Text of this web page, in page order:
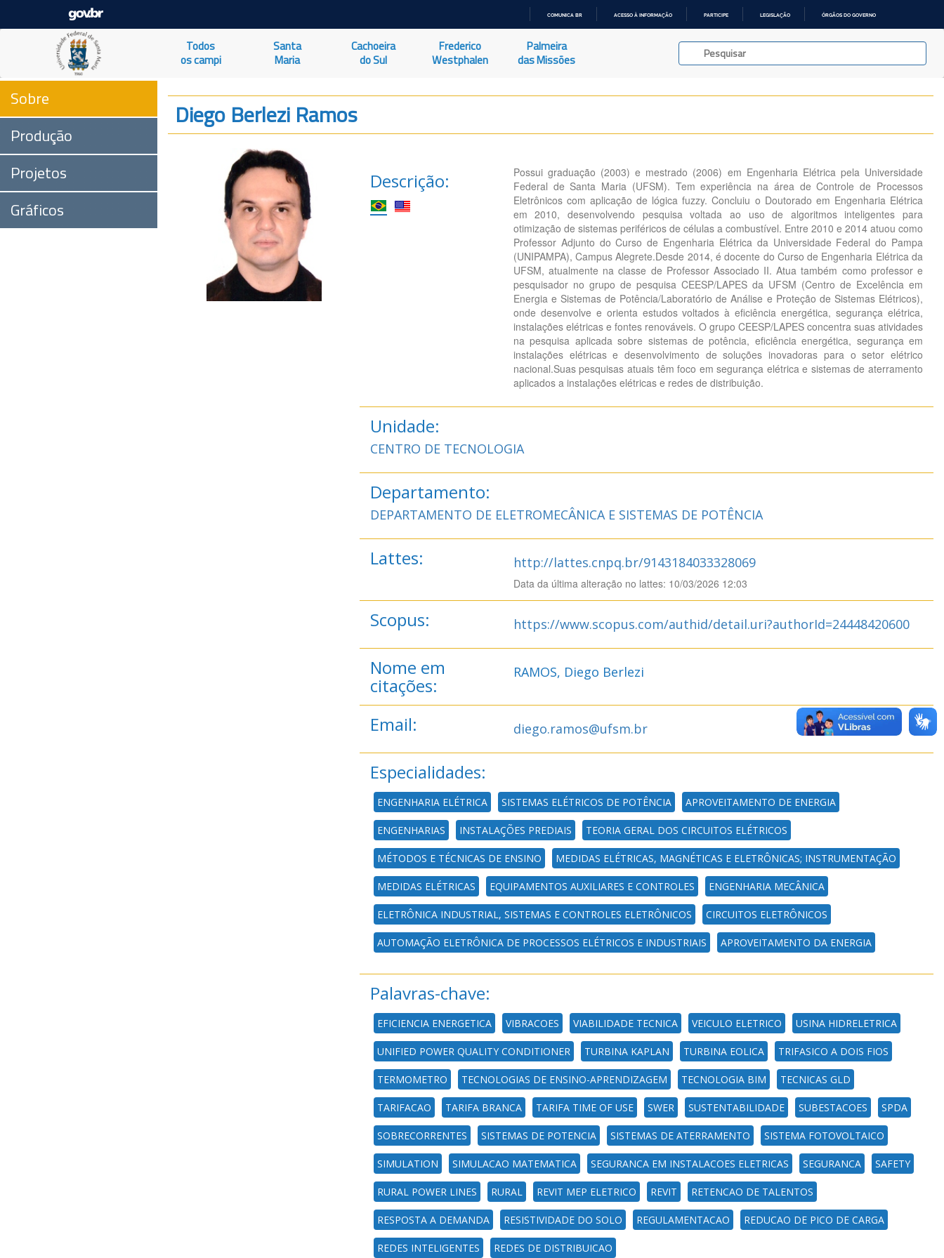
O
COMUNICA BR ACESSO À INFORMAÇÃO PARTICIPE LEGISLAÇÃO ÓRGÃOS DO GOVERNO
Todos
os campi
Santa
Maria
Cachoeira
do Sul
Frederico
Westphalen
Palmeira
das Missões
Sobre
Produção
Projetos
Gráficos
Diego Berlezi Ramos
Descrição:
Possui graduação (2003) e mestrado (2006) em Engenharia Elétrica pela Universidade
Federal de Santa Maria (UFSM). Tem experiência na área de Controle de Processos
Eletrônicos com aplicação de lógica fuzzy. Concluiu o Doutorado em Engenharia Elétrica
em 2010, desenvolvendo pesquisa voltada ao uso de algoritmos inteligentes para
otimização de sistemas periféricos de células a combustível. Entre 2010 e 2014 atuou como
Professor Adjunto do Curso de Engenharia Elétrica da Universidade Federal do Pampa
(UNIPAMPA), Campus Alegrete.Desde 2014, é docente do Curso de Engenharia Elétrica da
UFSM, atualmente na classe de Professor Associado II. Atua também como professor e
pesquisador no grupo de pesquisa CEESP/LAPES da UFSM (Centro de Excelência em
Energia e Sistemas de Potência/Laboratório de Análise e Proteção de Sistemas Elétricos),
onde desenvolve e orienta estudos voltados à eficiência energética, segurança elétrica,
instalações elétricas e fontes renováveis. O grupo CEESP/LAPES concentra suas atividades
na pesquisa aplicada sobre sistemas de potência, eficiência energética, segurança em
instalações elétricas e desenvolvimento de soluções inovadoras para o setor elétrico
nacional.Suas pesquisas atuais têm foco em segurança elétrica e sistemas de aterramento
aplicados a instalações elétricas e redes de distribuição.
Unidade:
CENTRO DE TECNOLOGIA
Departamento:
DEPARTAMENTO DE ELETROMECÂNICA E SISTEMAS DE POTÊNCIA
Lattes: http://lattes.cnpq.br/9143184033328069
Data da última alteração no lattes: 10/03/2026 12:03
Scopus: https://www.scopus.com/authid/detail.uri?authorId=24448420600
Nome em
citações:
RAMOS, Diego Berlezi
Email: diego.ramos@ufsm.br
Especialidades:
ENGENHARIA ELÉTRICA SISTEMAS ELÉTRICOS DE POTÊNCIA APROVEITAMENTO DE ENERGIA
ENGENHARIAS INSTALAÇÕES PREDIAIS TEORIA GERAL DOS CIRCUITOS ELÉTRICOS
MÉTODOS E TÉCNICAS DE ENSINO MEDIDAS ELÉTRICAS, MAGNÉTICAS E ELETRÔNICAS; INSTRUMENTAÇÃO
MEDIDAS ELÉTRICAS EQUIPAMENTOS AUXILIARES E CONTROLES ENGENHARIA MECÂNICA
ELETRÔNICA INDUSTRIAL, SISTEMAS E CONTROLES ELETRÔNICOS CIRCUITOS ELETRÔNICOS
AUTOMAÇÃO ELETRÔNICA DE PROCESSOS ELÉTRICOS E INDUSTRIAIS APROVEITAMENTO DA ENERGIA
Palavras-chave:
EFICIENCIA ENERGETICA VIBRACOES VIABILIDADE TECNICA VEICULO ELETRICO USINA HIDRELETRICA
UNIFIED POWER QUALITY CONDITIONER TURBINA KAPLAN TURBINA EOLICA TRIFASICO A DOIS FIOS
TERMOMETRO TECNOLOGIAS DE ENSINO-APRENDIZAGEM TECNOLOGIA BIM TECNICAS GLD
TARIFACAO TARIFA BRANCA TARIFA TIME OF USE SWER SUSTENTABILIDADE SUBESTACOES SPDA
SOBRECORRENTES SISTEMAS DE POTENCIA SISTEMAS DE ATERRAMENTO SISTEMA FOTOVOLTAICO
SIMULATION SIMULACAO MATEMATICA SEGURANCA EM INSTALACOES ELETRICAS SEGURANCA SAFETY
RURAL POWER LINES RURAL REVIT MEP ELETRICO REVIT RETENCAO DE TALENTOS
RESPOSTA A DEMANDA RESISTIVIDADE DO SOLO REGULAMENTACAO REDUCAO DE PICO DE CARGA
REDES INTELIGENTES REDES DE DISTRIBUICAO